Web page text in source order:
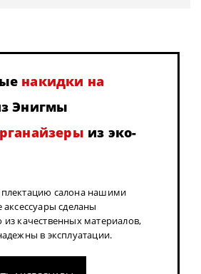
накидки на
Энигмы
из эко-
салона нашими
сделаны
качественных материалов,
в эксплуатации.